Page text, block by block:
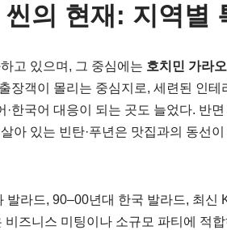
의 현재: 지역별
고 있으며, 그 중심에는 호치민 가라오
장객이 몰리는 중심지로, 세련된 인테
·한국어 대응이 되는 곳도 늘었다. 반
아 있는 빈탄·푸년은 맛집과의 동선
발라드, 90–00년대 한국 발라드, 최
즈니스 미팅이나 소규모 파티에 적